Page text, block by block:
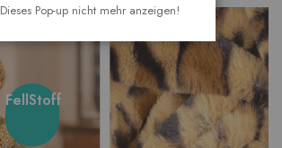
unsere
FellStoff
Dieses Pop-up nicht mehr anzeigen!